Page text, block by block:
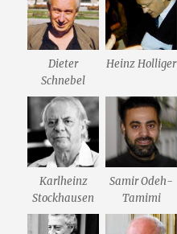
Dieter
Schnebel
Heinz Holliger
Karlheinz
Stockhausen
Samir Odeh-
Tamimi